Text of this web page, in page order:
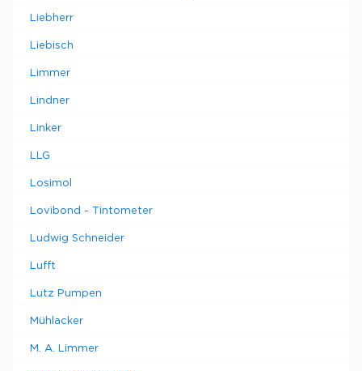
Liebherr
Liebisch
Limmer
Lindner
Linker
LLG
Losimol
Lovibond - Tintometer
Ludwig Schneider
Lufft
Lutz Pumpen
Mühlacker
M. A. Limmer